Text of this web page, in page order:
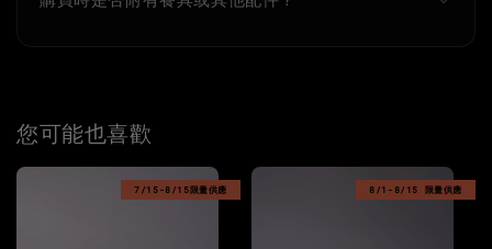
您可能也喜歡
7/15-8/15限量供應 8/1-8/15 限量供應